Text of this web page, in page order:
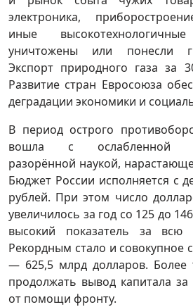
электроника,
иные
уничтожены или понесли
Экспорт природного газа за
Развитие стран Евросоюза
деградации экономики и
В период острого
вошла с ослабленной
разорённой наукой,
Бюджет России исполняется с
рублей. При этом число
увеличилось за год со 125 до
высокий показатель за всю
Рекордным стало и совокупное
— 625,5 млрд долларов. Более
продолжать вывод капитала за
от помощи фронту.